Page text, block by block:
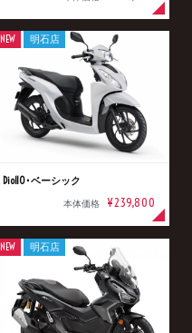
Dio110･ベーシック
本体価格 ¥239,800
NEW 明石店
NEW 明石店